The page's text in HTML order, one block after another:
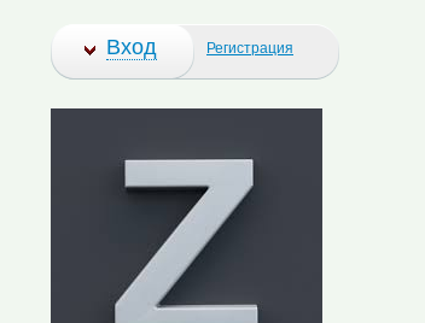
Вход Регистрация